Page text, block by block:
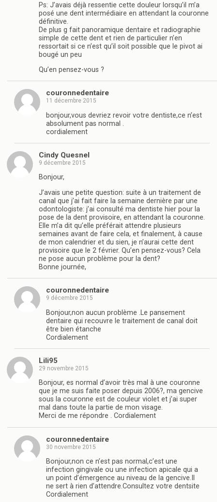
Ps: J’avais déjà ressentie cette douleur lorsqu’il m’a
posé une dent intermédiaire en attendant la couronne
définitive.
De plus g fait panoramique dentaire et radiographie
simple de cette dent et rien de particulier n’en
ressortait si ce n’est qu’il soit possible que le pivot ai
bougé un peu
Qu’en pensez-vous ?
couronnedentaire
11 décembre 2015
bonjour,vous devriez revoir votre dentiste,ce n’est
absolument pas normal .
cordialement
Cindy Quesnel
9 décembre 2015
Bonjour,
J’avais une petite question: suite à un traitement de
canal que j’ai fait faire la semaine dernière par une
odontologiste: j’ai consulté ma dentiste hier pour la
pose de la dent provisoire, en attendant la couronne.
Elle m’a dit qu’elle préférait attendre plusieurs
semaines avant de faire cela, et finalement, à cause
de mon calendrier et du sien, je n’aurai cette dent
provisoire que le 2 février. Qu’en pensez-vous? Cela
ne pose aucun problème pour la dent?
Bonne journée,
couronnedentaire
9 décembre 2015
Bonjour,non aucun problème .Le pansement
dentaire qui recouvre le traitement de canal doit
être bien étanche
Cordialement
Lili95
29 novembre 2015
Bonjour, es normal d’avoir très mal à une couronne
que je me suis faite poser depuis 2006?, ma gencive
sous la couronne est de couleur violet et j’ai super
mal dans toute la partie de mon visage.
Merci de me répondre . Cordialement
couronnedentaire
30 novembre 2015
Bonjour,non ce n’est pas normal,c’est une
infection gingivale ou une infection apicale qui a
un point d’émergence au niveau de la gencive.Il
ne sert à rien d’attendre.Consultez votre dentsite
Cordialement